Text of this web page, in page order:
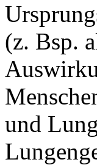
(z. Bsp.
und